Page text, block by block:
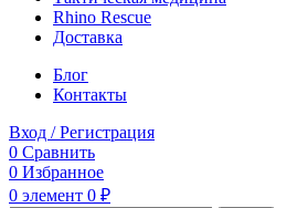
Rhino Rescue
Доставка
Блог
Контакты
Вход / Регистрация
0 Сравнить
0 Избранное
0 элемент 0 ₽